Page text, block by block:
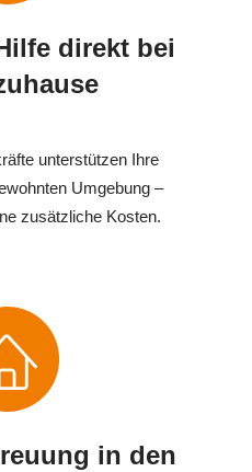
direkt bei
unterstützen Ihre
Umgebung –
zusätzliche Kosten.
in den